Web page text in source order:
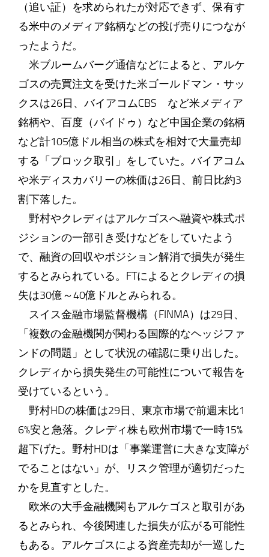
（追い証）を求められたが対応できず、保有す
る米中のメディア銘柄などの投げ売りにつなが
ったようだ。
米ブルームバーグ通信などによると、アルケ
ゴスの売買注文を受けた米ゴールドマン・サッ
クスは26日、バイアコムCBS など米メディア
銘柄や、百度（バイドゥ）など中国企業の銘柄
など計105億ドル相当の株式を相対で大量売却
する「ブロック取引」をしていた。バイアコム
や米ディスカバリーの株価は26日、前日比約3
割下落した。
野村やクレディはアルケゴスへ融資や株式ポ
ジションの一部引き受けなどをしていたよう
で、融資の回収やポジション解消で損失が発生
するとみられている。FTによるとクレディの損
失は30億～40億ドルとみられる。
スイス金融市場監督機構（FINMA）は29日、
「複数の金融機関が関わる国際的なヘッジファ
ンドの問題」として状況の確認に乗り出した。
クレディから損失発生の可能性について報告を
受けているという。
野村HDの株価は29日、東京市場で前週末比1
6%安と急落。クレディ株も欧州市場で一時15%
超下げた。野村HDは「事業運営に大きな支障が
でることはない」が、リスク管理が適切だった
かを見直すとした。
欧米の大手金融機関もアルケゴスと取引があ
るとみられ、今後関連した損失が広がる可能性
もある。アルケゴスによる資産売却が一巡した